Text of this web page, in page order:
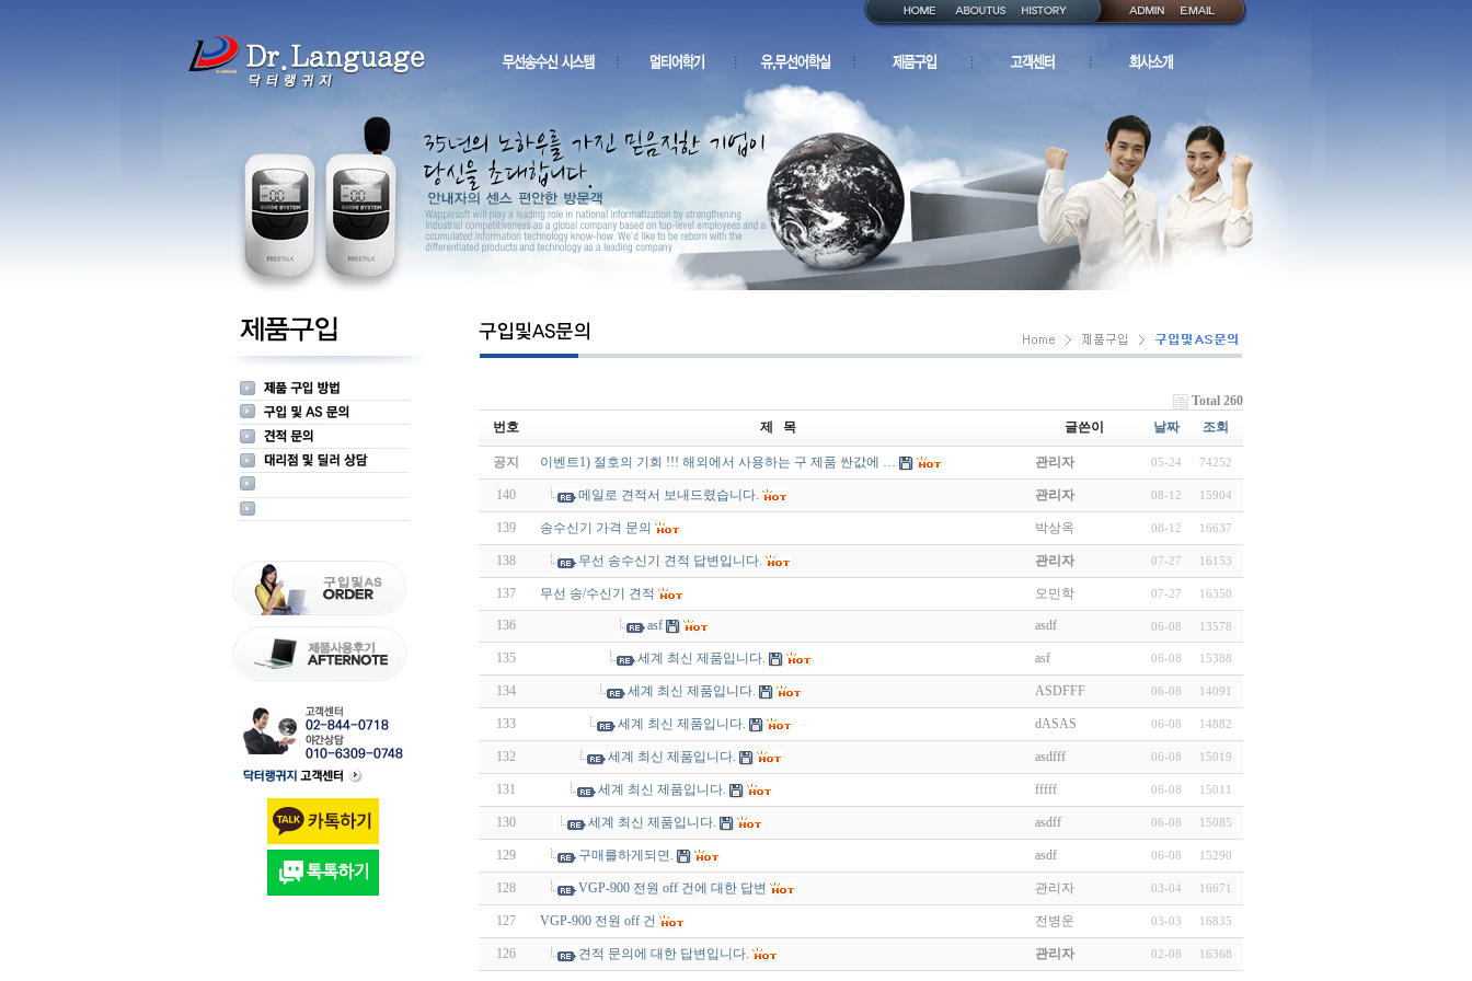
Total 260
번호
제 목 글쓴이 날짜 조회
공지 이벤트1) 절호의 기회 !!! 해외에서 사용하는 구 제품 싼값에 … 관리자 05-24 74252
140 메일로 견적서 보내드렸습니다. 관리자 08-12 15904
139 송수신기 가격 문의 박상옥 08-12 16637
138 무선 송수신기 견적 답변입니다. 관리자 07-27 16153
137 무선 송/수신기 견적 오민학 07-27 16350
136 asf asdf 06-08 13578
135 세계 최신 제품입니다. asf 06-08 15388
134 세계 최신 제품입니다. ASDFFF 06-08 14091
133 세계 최신 제품입니다. dASAS 06-08 14882
132 세계 최신 제품입니다. asdfff 06-08 15019
131 세계 최신 제품입니다. fffff 06-08 15011
130 세계 최신 제품입니다. asdff 06-08 15085
129 구매를하게되면. asdf 06-08 15290
128 VGP-900 전원 off 건에 대한 답변 관리자 03-04 16671
127 VGP-900 전원 off 건 전병운 03-03 16835
126 견적 문의에 대한 답변입니다. 관리자 02-08 16368